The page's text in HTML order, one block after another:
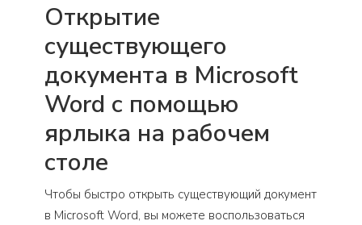
Открытие
существующего
документа в Microsoft
Word с помощью
ярлыка на рабочем
столе
Чтобы быстро открыть существующий документ
в Microsoft Word, вы можете воспользоваться